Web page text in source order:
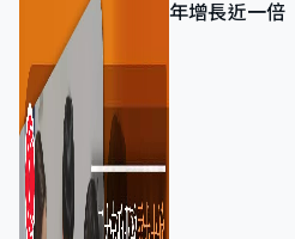
年增長近一倍